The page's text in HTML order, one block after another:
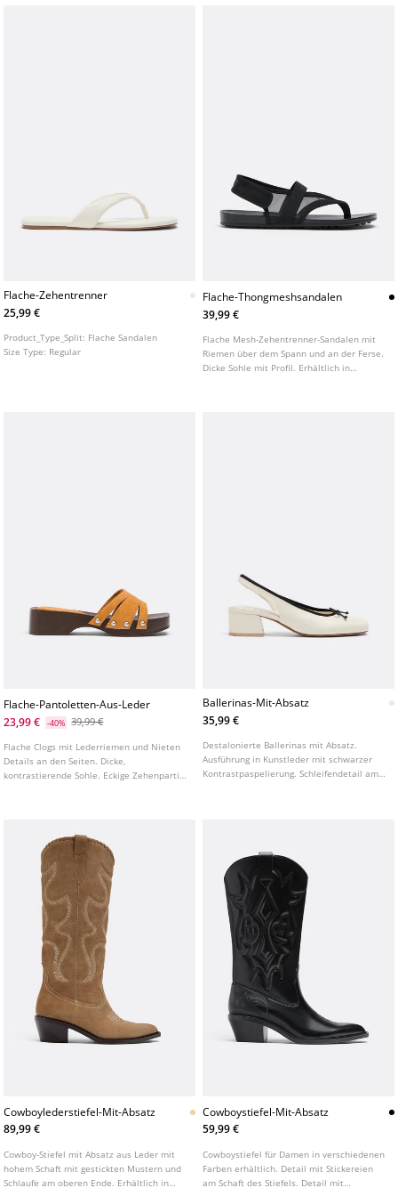
Flache-Zehentrenner
25,99 €
Product_Type_Split: Flache Sandalen
Size Type: Regular
Flache-Thongmeshsandalen
39,99 €
Flache Mesh-Zehentrenner-Sandalen mit
Riemen über dem Spann und an der Ferse.
Dicke Sohle mit Profil. Erhältlich in
Flache-Pantoletten-Aus-Leder
23,99 €
-40% 39,99 €
Flache Clogs mit Lederriemen und Nieten
Details an den Seiten. Dicke,
kontrastierende Sohle. Eckige Zehenpartie.
Ballerinas-Mit-Absatz
35,99 €
Destalonierte Ballerinas mit Absatz.
Ausführung in Kunstleder mit schwarzer
Kontrastpaspelierung. Schleifendetail am
Cowboylederstiefel-Mit-Absatz
89,99 €
Cowboy-Stiefel mit Absatz aus Leder mit
hohem Schaft mit gestickten Mustern und
Schlaufe am oberen Ende. Erhältlich in
Cowboystiefel-Mit-Absatz
59,99 €
Cowboystiefel für Damen in verschiedenen
Farben erhältlich. Detail mit Stickereien
am Schaft des Stiefels. Detail mit